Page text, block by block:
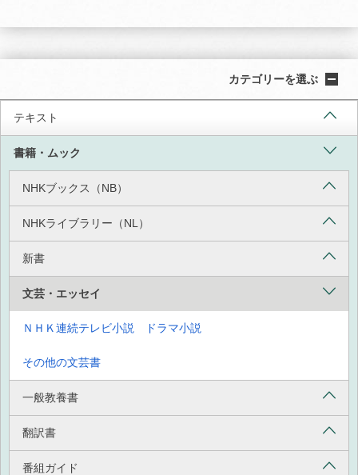
カテゴリーを選ぶ
テキスト
書籍・ムック
NHKブックス（NB）
NHKライブラリー（NL）
新書
文芸・エッセイ
ＮＨＫ連続テレビ小説 ドラマ小説
その他の文芸書
一般教養書
翻訳書
番組ガイド